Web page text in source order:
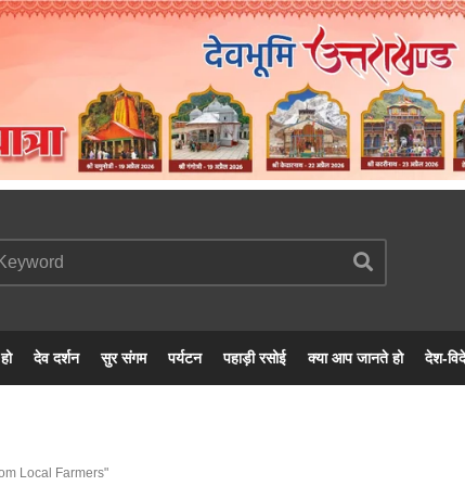
देव दर्शन सुर संगम पर्यटन पहाड़ी रसोई क्या आप जानते हो देश-
Local Farmers"